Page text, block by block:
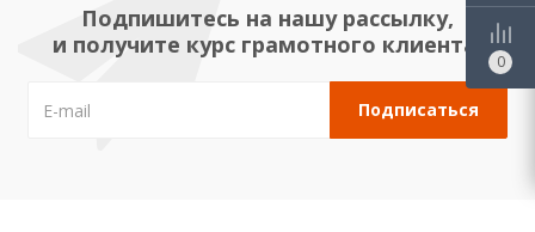
Подпишитесь на нашу рассылку,
и получите курс грамотного клиента!
0